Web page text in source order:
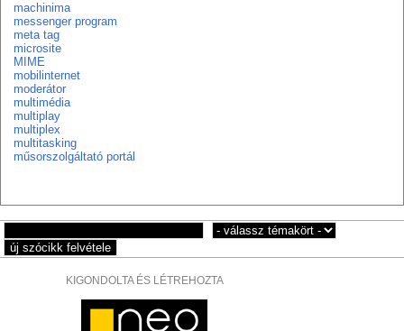
machinima
messenger program
meta tag
microsite
MIME
mobilinternet
moderátor
multimédia
multiplay
multiplex
multitasking
műsorszolgáltató portál
KIGONDOLTA ÉS LÉTREHOZTA